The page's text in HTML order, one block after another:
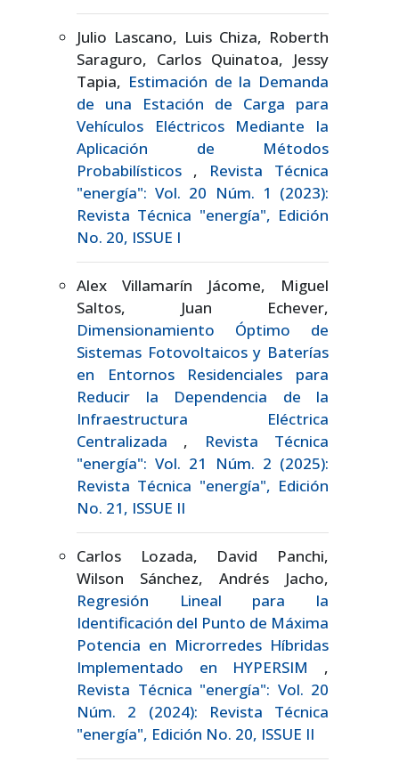
Julio Lascano, Luis Chiza, Roberth
Saraguro, Carlos Quinatoa, Jessy
Tapia, Estimación de la Demanda
de una Estación de Carga para
Vehículos Eléctricos Mediante la
Aplicación de Métodos
Probabilísticos , Revista Técnica
"energía": Vol. 20 Núm. 1 (2023):
Revista Técnica "energía", Edición
No. 20, ISSUE I
Alex Villamarín Jácome, Miguel
Saltos, Juan Echever,
Dimensionamiento Óptimo de
Sistemas Fotovoltaicos y Baterías
en Entornos Residenciales para
Reducir la Dependencia de la
Infraestructura Eléctrica
Centralizada ,
Revista Técnica
"energía": Vol. 21 Núm. 2 (2025):
Revista Técnica "energía", Edición
No. 21, ISSUE II
Carlos Lozada, David Panchi,
Wilson Sánchez, Andrés Jacho,
Regresión Lineal para la
Identificación del Punto de Máxima
Potencia en Microrredes Híbridas
Implementado en HYPERSIM ,
Revista Técnica "energía": Vol. 20
Núm. 2 (2024): Revista Técnica
"energía", Edición No. 20, ISSUE II